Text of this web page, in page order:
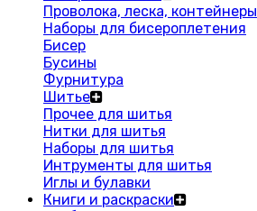
Проволока, леска, контейнеры
Наборы для бисероплетения
Бисер
Бусины
Фурнитура
Шитье
Прочее для шитья
Нитки для шитья
Наборы для шитья
Интрументы для шитья
Иглы и булавки
Книги и раскраски